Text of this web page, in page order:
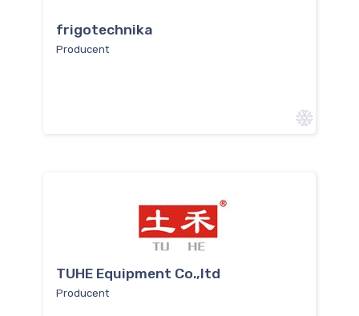
frigotechnika
Producent
TUHE Equipment Co.,ltd
Producent